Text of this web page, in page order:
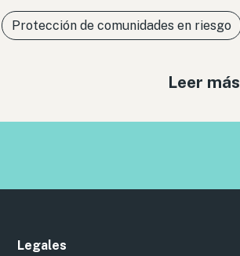
Protección de comunidades en riesgo
Leer más
Legales